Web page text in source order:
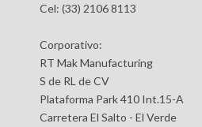
Cel: (33) 2106 8113
Corporativo:
RT Mak Manufacturing
S de RL de CV
Plataforma Park 410 Int.15-A
Carretera El Salto - El Verde